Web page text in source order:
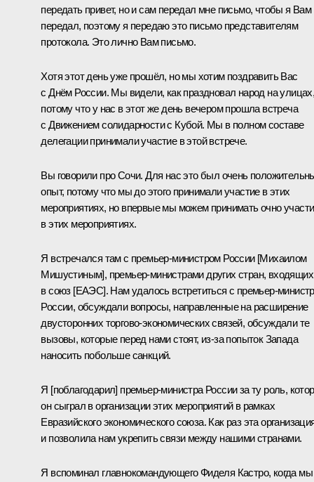
передать привет, но и сам передал мне письмо, чтобы я Вам
передал, поэтому я передаю это письмо представителям
протокола. Это лично Вам письмо.
Хотя этот день уже прошёл, но мы хотим поздравить Вас
с Днём России. Мы видели, как праздновал народ на
потому что у нас в этот же день вечером прошла встреча
с Движением солидарности с Кубой. Мы в полном составе
делегации принимали участие в этой встрече.
Вы говорили про Сочи. Для нас это был очень
опыт, потому что мы до этого принимали участие в этих
мероприятиях, но впервые мы можем принимать очно
в этих мероприятиях.
Я встречался там с премьер-министром России [Михаилом
Мишустиным], премьер-министрами других стран, входящих
в союз [ЕАЭС]. Нам удалось встретиться с премьер-
России, обсуждали вопросы, направленные на расширение
двусторонних торгово-экономических связей, обсуждали те
вызовы, которые перед нами стоят, из-за попыток Запада
наносить побольше санкций.
Я [поблагодарил] премьер-министра России за ту роль,
он сыграл в организации этих мероприятий в рамках
Евразийского экономического союза. Как раз эта
и позволила нам укрепить связи между нашими странами.
Я вспоминал главнокомандующего Фиделя Кастро, когда мы